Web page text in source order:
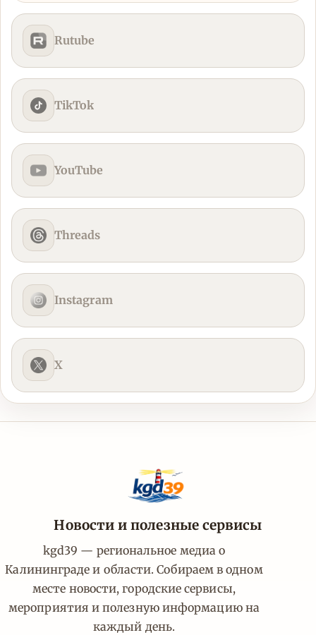
Rutube
TikTok
YouTube
Threads
Instagram
X
Новости и полезные сервисы
kgd39 — региональное медиа о
Калининграде и области. Собираем в одном
месте новости, городские сервисы,
мероприятия и полезную информацию на
каждый день.